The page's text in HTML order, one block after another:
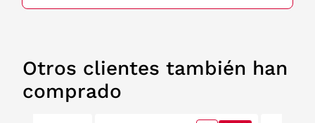
Otros clientes también han
comprado